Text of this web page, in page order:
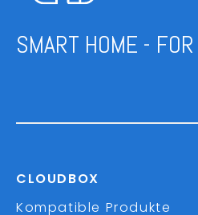
SMART HOME -
CLOUDBOX
Kompatible Produkte